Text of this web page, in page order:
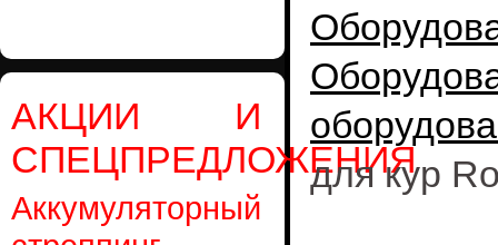
АКЦИИ И
СПЕЦПРЕДЛОЖЕНИЯ
Аккумуляторный
для кур